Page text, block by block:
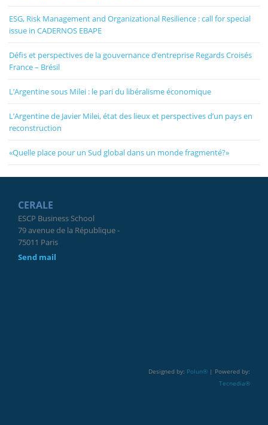
ESG, Risk Management and Organizational Resilience : call for special
issue in CADERNOS EBAPE
Défis et perspectives de la gouvernance d’entreprise Regards Croisés
France – Brésil
L’Argentine sous Milei : le pari du libéralisme économique
L’Argentine de Javier Milei, état des lieux et perspectives d’un pays en
reconstruction
«Quelle place pour un Sud global dans un monde fragmenté?»
CERALE
ESCP Business School
79 avenue de la République -
75011 Paris
Send mail
Designed by: Polun®| Powered by:
Tecnedia®